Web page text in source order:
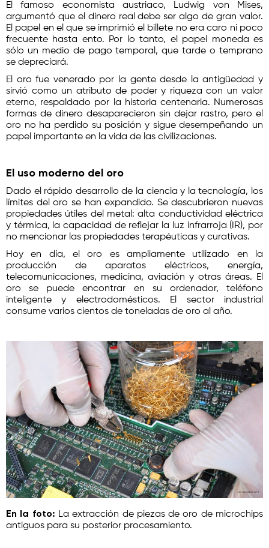
El famoso economista austriaco, Ludwig von Mises,
argumentó que el dinero real debe ser algo de gran valor.
El papel en el que se imprimió el billete no era caro ni poco
frecuente hasta ento. Por lo tanto, el papel moneda es
sólo un medio de pago temporal, que tarde o temprano
se depreciará.
El oro fue venerado por la gente desde la antigüedad y
sirvió como un atributo de poder y riqueza con un valor
eterno, respaldado por la historia centenaria. Numerosas
formas de dinero desaparecieron sin dejar rastro, pero el
oro no ha perdido su posición y sigue desempeñando un
papel importante en la vida de las civilizaciones.
El uso moderno del oro
Dado el rápido desarrollo de la ciencia y la tecnología, los
límites del oro se han expandido. Se descubrieron nuevas
propiedades útiles del metal: alta conductividad eléctrica
y térmica, la capacidad de reflejar la luz infrarroja (IR), por
no mencionar las propiedades terapéuticas y curativas.
Hoy en día, el oro es ampliamente utilizado en la
producción de aparatos eléctricos, energía,
telecomunicaciones, medicina, aviación y otras áreas. El
oro se puede encontrar en su ordenador, teléfono
inteligente y electrodomésticos. El sector industrial
consume varios cientos de toneladas de oro al año.
En la foto: La extracción de piezas de oro de microchips
antiguos para su posterior procesamiento.